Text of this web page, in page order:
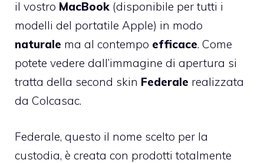
il vostro MacBook (disponibile per tutti i
modelli del portatile Apple) in modo
naturale ma al contempo efficace. Come
potete vedere dall’immagine di apertura si
tratta della second skin Federale realizzata
da Colcasac.
Federale, questo il nome scelto per la
custodia, è creata con prodotti totalmente